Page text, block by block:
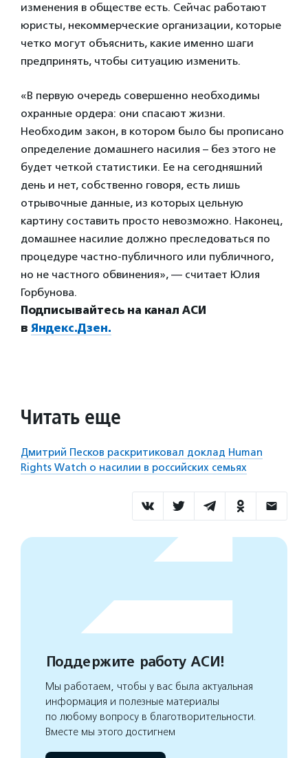
изменения в обществе есть. Сейчас работают
юристы, некоммерческие организации, которые
четко могут объяснить, какие именно шаги
предпринять, чтобы ситуацию изменить.
«В первую очередь совершенно необходимы
охранные ордера: они спасают жизни.
Необходим закон, в котором было бы прописано
определение домашнего насилия – без этого не
будет четкой статистики. Ее на сегодняшний
день и нет, собственно говоря, есть лишь
отрывочные данные, из которых цельную
картину составить просто невозможно. Наконец,
домашнее насилие должно преследоваться по
процедуре частно-публичного или публичного,
но не частного обвинения», — считает Юлия
Горбунова.
Подписывайтесь на канал АСИ
в Яндекс.Дзен.
Читать еще
Дмитрий Песков раскритиковал доклад Human
Rights Watch о насилии в российских семьях
Поддержите работу АСИ!
Мы работаем, чтобы у вас была актуальная
информация и полезные материалы
по любому вопросу в благотворительности.
Вместе мы этого достигнем